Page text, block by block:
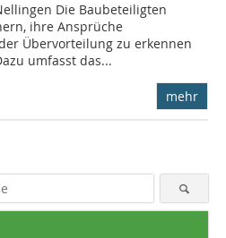
Die Baubeteiligten
ihre Ansprüche
Übervorteilung zu erkennen
umfasst das...
mehr